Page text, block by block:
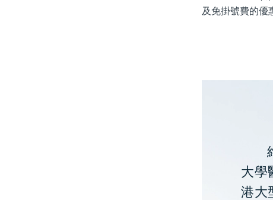
及免掛號費的優
大學
港大